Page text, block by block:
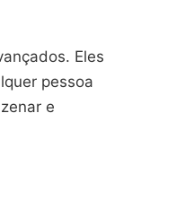
Eles
pessoa
e